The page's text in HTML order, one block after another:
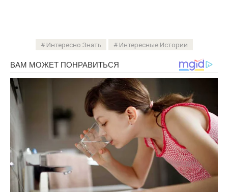
Интересно Знать Интересные Истории